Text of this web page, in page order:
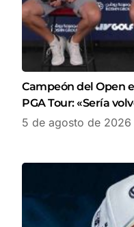
Campeón del Open
PGA Tour: «Sería
5 de agosto de 2026